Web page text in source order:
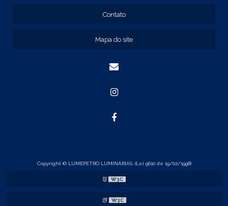
REF: 160105
Contato
Mapa do site
Copyright © LUMEPETRO LUMINÁRIAS. (Lei 9610 de 19/02/1998)
W3C
W3C